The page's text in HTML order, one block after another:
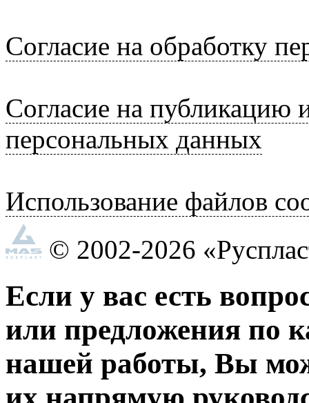
Согласие на обработку
Согласие на публикацию
персональных данных
Использование файлов
© 2002-2026
Если у вас есть
или предложения по
нашей работы, Вы